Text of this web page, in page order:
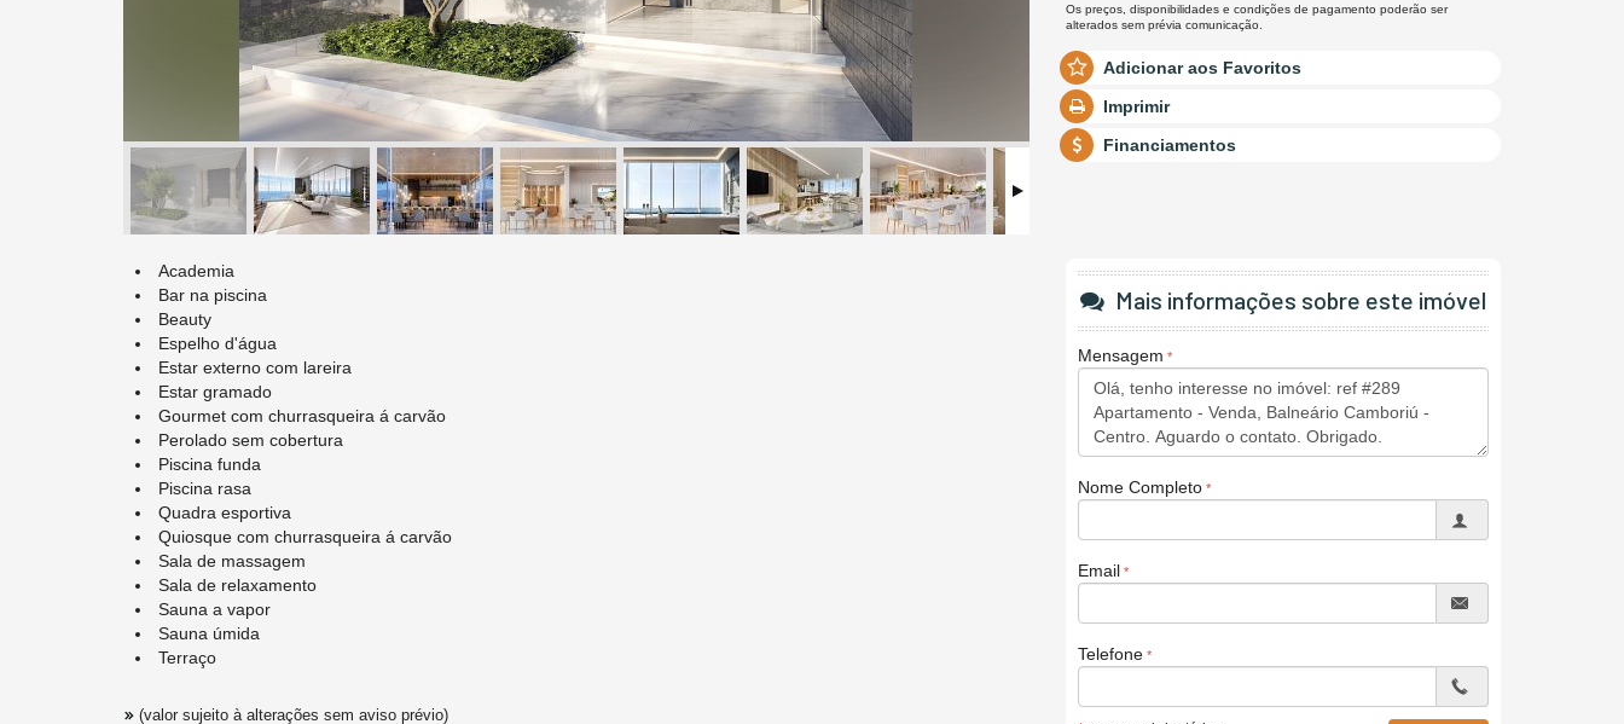
Os preços, disponibilidades e condições de pagamento poderão ser
alterados sem prévia comunicação.
Adicionar aos Favoritos
Imprimir
Financiamentos
Academia
Bar na piscina
Beauty
Espelho d'água
Estar externo com lareira
Estar gramado
Gourmet com churrasqueira á carvão
Perolado sem cobertura
Piscina funda
Piscina rasa
Quadra esportiva
Quiosque com churrasqueira á carvão
Sala de massagem
Sala de relaxamento
Sauna a vapor
Sauna úmida
Terraço
(valor sujeito à alterações sem aviso prévio)
Mais informações sobre este imóvel
Mensagem
Nome Completo
Email
Telefone